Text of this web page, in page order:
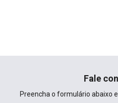
Fale
Preencha o formulário abaixo